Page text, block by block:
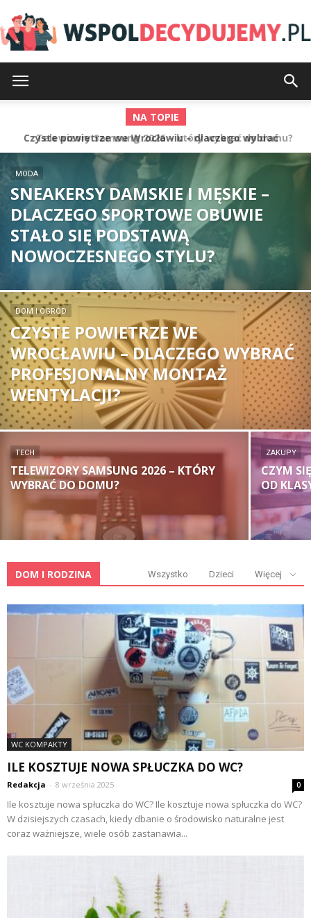
NA TOPIE
Telewizory Samsung 2026 – który wybrać do domu?
MODA
SNEAKERSY DAMSKIE I MĘSKIE –
DLACZEGO SPORTOWE OBUWIE
STAŁO SIĘ PODSTAWĄ
NOWOCZESNEGO STYLU?
DOM I OGRÓD
CZYSTE POWIETRZE WE
WROCŁAWIU – DLACZEGO WYBRAĆ
PROFESJONALNY MONTAŻ
WENTYLACJI?
TECH
TELEWIZORY SAMSUNG 2026 – KTÓRY
WYBRAĆ DO DOMU?
ZAKUPY
CZYM
OD
DOM I RODZINA Wszystko Dzieci Więcej
WC KOMPAKTY
ILE KOSZTUJE NOWA SPŁUCZKA DO WC?
Redakcja - 8 września 2025 0
Ile kosztuje nowa spłuczka do WC? Ile kosztuje nowa spłuczka do WC?
W dzisiejszych czasach, kiedy dbanie o środowisko naturalne jest
coraz ważniejsze, wiele osób zastanawia...